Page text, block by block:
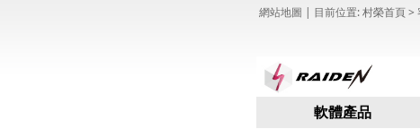
網站地圖 | 目前位置:村榮首頁>
軟體產品